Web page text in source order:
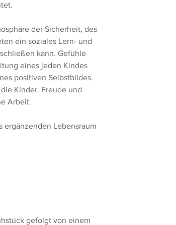
der Sicherheit, des
ein soziales Lern- und
kann. Gefühle
eines jeden Kindes
positiven Selbstbildes.
Kinder. Freude und
Arbeit.
ergänzenden Lebensraum
gefolgt von einem